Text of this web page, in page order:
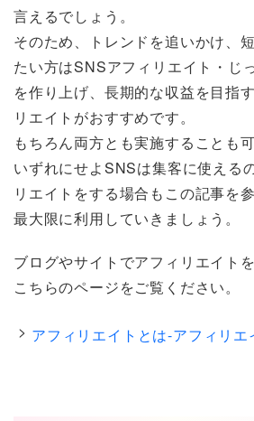
言えるでしょう。
そのため、トレンドを追いかけ、
たい方はSNSアフィリエイト・じ
を作り上げ、長期的な収益を目指
リエイトがおすすめです。
もちろん両方とも実施することも可
いずれにせよSNSは集客に使える
リエイトをする場合もこの記事を
最大限に利用していきましょう。
ブログやサイトでアフィリエイト
こちらのページをご覧ください。
アフィリエイトとは-アフィリエ